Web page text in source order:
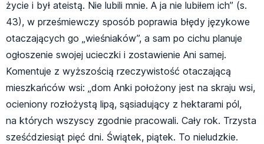
życie i był ateistą. Nie lubili mnie. A ja nie lubiłem ich” (s.
43), w prześmiewczy sposób poprawia błędy językowe
otaczających go „wieśniaków”, a sam po cichu planuje
ogłoszenie swojej ucieczki i zostawienie Ani samej.
Komentuje z wyższością rzeczywistość otaczającą
mieszkańców wsi: „dom Anki położony jest na skraju wsi,
ocieniony rozłożystą lipą, sąsiadujący z hektarami pól,
na których wszyscy zgodnie pracowali. Cały rok. Trzysta
sześćdziesiąt pięć dni. Świątek, piątek. To nieludzkie.